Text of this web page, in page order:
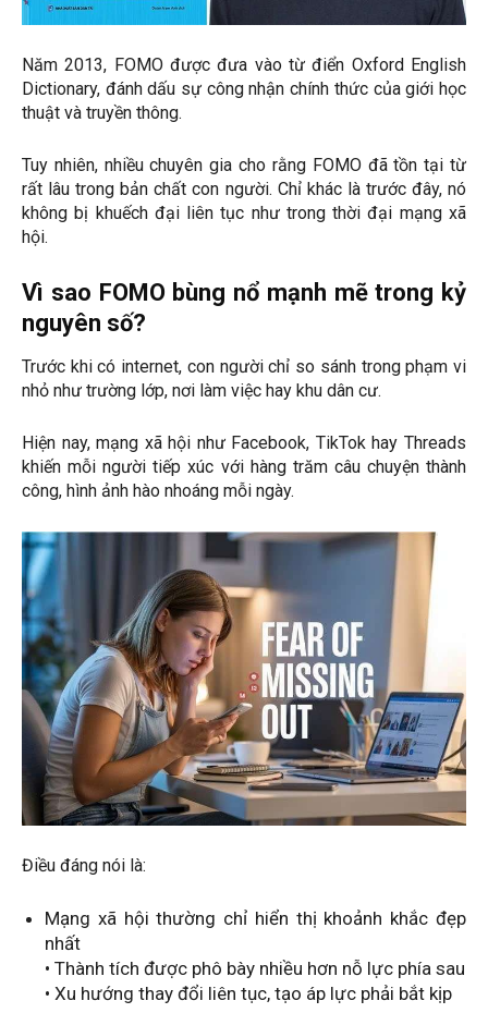
Năm 2013, FOMO được đưa vào từ điển Oxford English
Dictionary, đánh dấu sự công nhận chính thức của giới học
thuật và truyền thông.
Tuy nhiên, nhiều chuyên gia cho rằng FOMO đã tồn tại từ
rất lâu trong bản chất con người. Chỉ khác là trước đây, nó
không bị khuếch đại liên tục như trong thời đại mạng xã
hội.
Vì sao FOMO bùng nổ mạnh mẽ trong kỷ
nguyên số?
Trước khi có internet, con người chỉ so sánh trong phạm vi
nhỏ như trường lớp, nơi làm việc hay khu dân cư.
Hiện nay, mạng xã hội như Facebook, TikTok hay Threads
khiến mỗi người tiếp xúc với hàng trăm câu chuyện thành
công, hình ảnh hào nhoáng mỗi ngày.
Điều đáng nói là:
Mạng xã hội thường chỉ hiển thị khoảnh khắc đẹp
nhất
• Thành tích được phô bày nhiều hơn nỗ lực phía sau
• Xu hướng thay đổi liên tục, tạo áp lực phải bắt kịp